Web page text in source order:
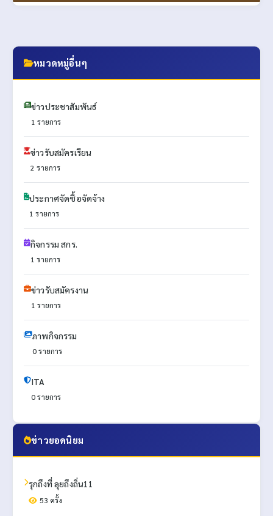
หมวดหมู่อื่นๆ
ข่าวประชาสัมพันธ์
1 รายการ
ข่าวรับสมัครเรียน
2 รายการ
ประกาศจัดซื้อจัดจ้าง
1 รายการ
กิจกรรม สกร.
1 รายการ
ข่าวรับสมัครงาน
1 รายการ
ภาพกิจกรรม
0 รายการ
ITA
0 รายการ
ข่าวยอดนิยม
รุกถึงที่ ลุยถึงถิ่น11
53 ครั้ง